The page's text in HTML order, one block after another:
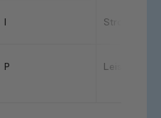
I Stromstärke
P Leistung